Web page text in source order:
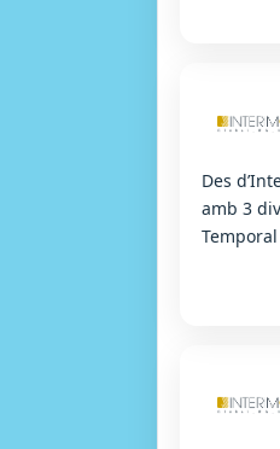
Des
amb 3